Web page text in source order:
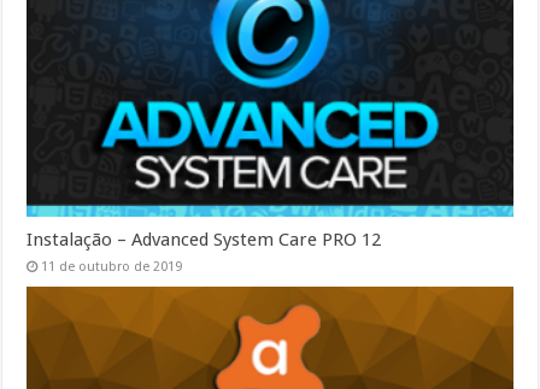
Instalação – Advanced System Care PRO 12
11 de outubro de 2019